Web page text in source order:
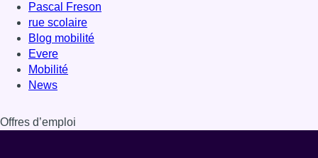
Pascal Freson
rue scolaire
Blog mobilité
Evere
Mobilité
News
Offres d’emploi